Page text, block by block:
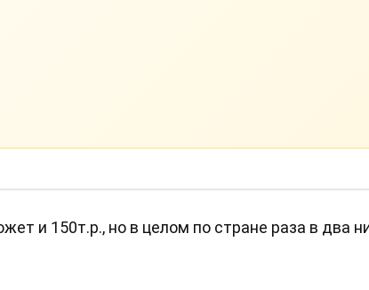
и 150т.р., но в целом по стране раза в два